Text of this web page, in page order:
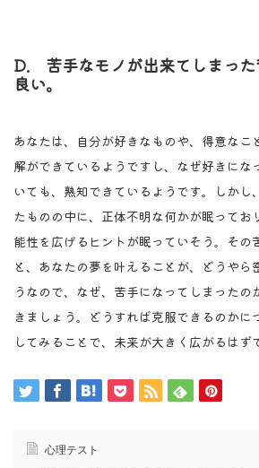
D. 苦手なモノが出来てしまった
良い。
あなたは、自分が好きなものや、得意なこ
解ができているようですし、なぜ好きにな
いても、熟知できているようです。しかし
たものの中に、正体不明な何かが眠ってお
能性を広げるヒントが眠っていそう。その
と、あなたの夢を叶えることが、どうやら
うなので、なぜ、苦手になってしまったの
きましょう。どうすれば克服できるのかに
してみることで、未来が大きく広がるはず
心理テスト